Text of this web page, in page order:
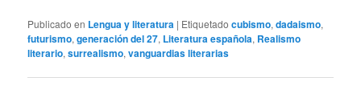
Publicado en Lengua y literatura | Etiquetado cubismo,dadaismo,
futurismo,generación del 27, Literatura española, Realismo
literario,surrealismo,vanguardias literarias